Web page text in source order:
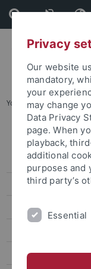
Skip
to
content
Skip
to
footer
You are here:
Lagepläne
Adressenliste
Barrierefreie
Übersichtsplan
Karte B:
Privacy
Our website
mandatory,
your
may change
Data Privacy
page. When
playback,
additional
purposes and
third party’s
Essential